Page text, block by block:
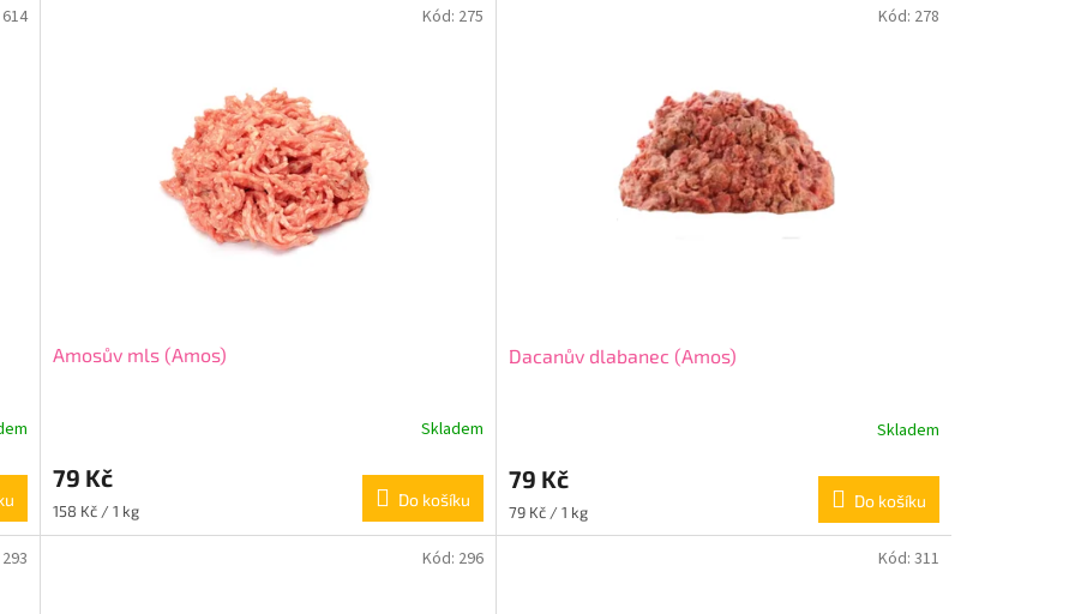
614
Amosův mls (Amos)
Skladem
79 Kč
Měrná
158 Kč / 1 kg
Do košíku
Kód: 275
Dacanův dlabanec (Amos)
Skladem
79 Kč
Měrná
cena:
79 Kč / 1 kg
Do košíku
Kód: 278
293 Kód: 296 Kód: 311